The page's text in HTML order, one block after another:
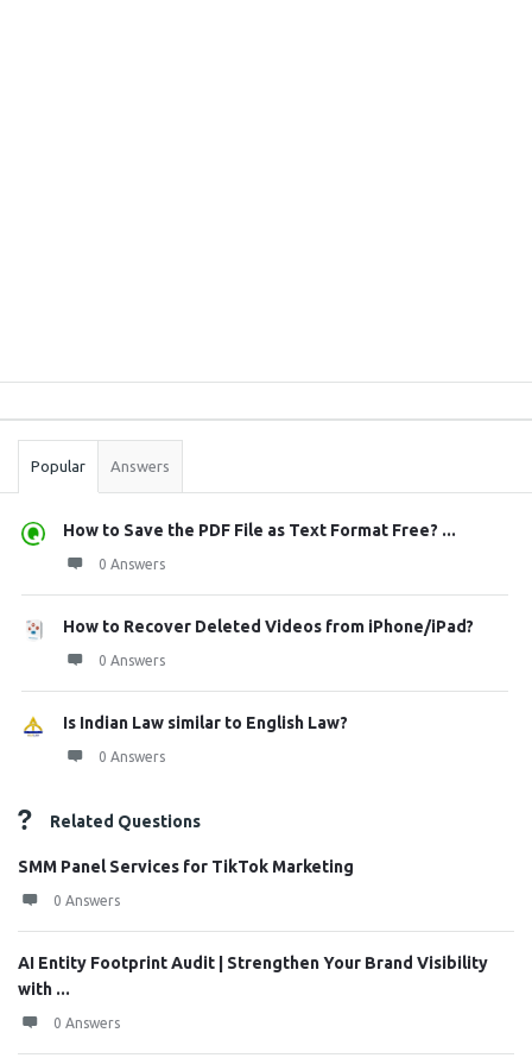
Stats
Popular Answers
How to Save the PDF File as Text Format Free? ...
0 Answers
How to Recover Deleted Videos from iPhone/iPad?
0 Answers
Is Indian Law similar to English Law?
0 Answers
Related Questions
SMM Panel Services for TikTok Marketing
0 Answers
AI Entity Footprint Audit | Strengthen Your Brand Visibility
with ...
0 Answers